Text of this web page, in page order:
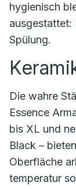
hygienisch
ausgestattet:
Spülung.
Die wahre
Essence
bis XL und
Black –
Oberfläche
temperatur